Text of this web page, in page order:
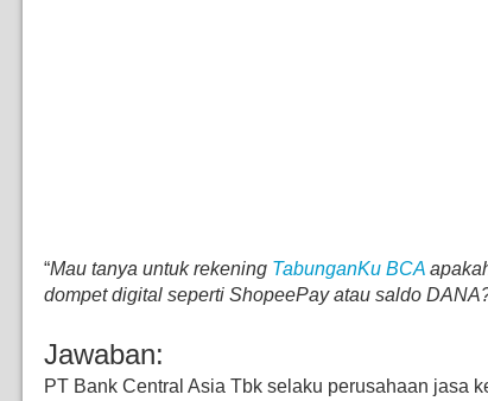
“Mau tanya untuk rekening TabunganKu BCA
dompet digital seperti ShopeePay atau saldo
Jawaban:
PT Bank Central Asia Tbk selaku perusahaan jasa